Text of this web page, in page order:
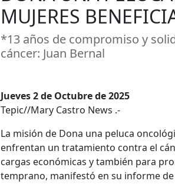
MUJERES
*13 años de compromiso y
cáncer: Juan Bernal
Jueves 2 de Octubre de 2025
Tepic//Mary Castro News .-
La misión de Dona una peluca
enfrentan un tratamiento contra el
cargas económicas y también para
temprano, manifestó en su informe